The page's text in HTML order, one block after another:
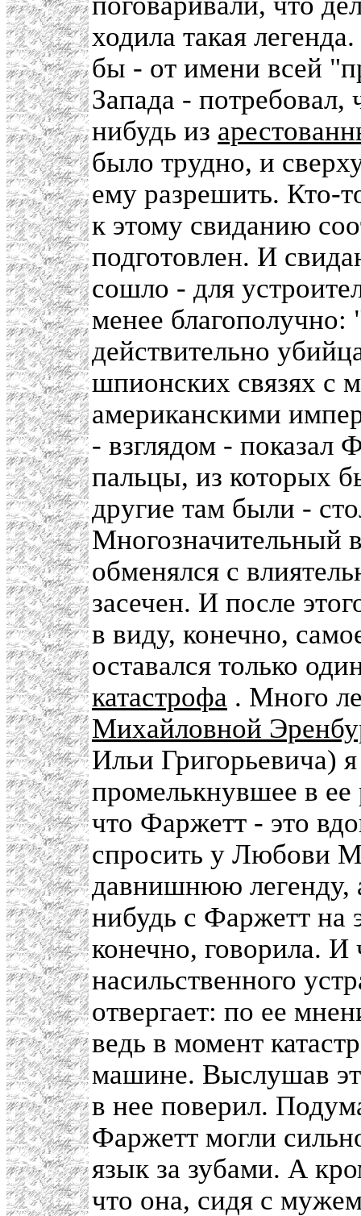
ходила такая
бы - от имени всей
Запада -
нибудь из
было трудно, и
ему разрешить. Кто-
к этому свиданию
подготовлен. И
сошло - для
менее
действительно
шпионских связях с
американскими
- взглядом - показал
пальцы, из которых
другие там были -
Многозначительный
обменялся с
засечен. И после
в виду, конечно,
оставался только
катастрофа . Много
Михайловной
Ильи Григорьевича)
промелькнувшее в
что Фаржетт - это
спросить у Любови
давнишнюю легенду,
нибудь с Фаржетт на
конечно, говорила.
насильственного
отвергает: по ее
ведь в момент
машине. Выслушав
в нее поверил.
Фаржетт могли
язык за зубами. А
что она, сидя с